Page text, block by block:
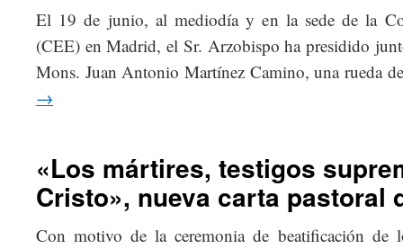
El 19 de junio, al mediodía y en la sede de la
(CEE) en Madrid, el Sr. Arzobispo ha presidido
Mons. Juan Antonio Martínez Camino, una rueda
→
«Los mártires, testigos
Cristo», nueva carta pastoral
Con motivo de la ceremonia de beatificación de